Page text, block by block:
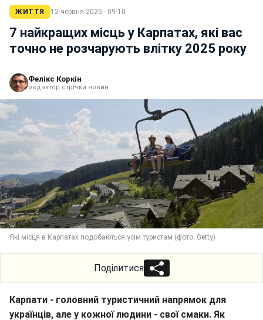
ЖИТТЯ 12 червня 2025 · 09:10
7 найкращих місць у Карпатах, які вас
точно не розчарують влітку 2025 року
Фелікс Коркін
редактор стрічки новин
Які місця в Карпатах подобаються усім туристам (фото: Getty)
Поділитися
Карпати - головний туристичний напрямок для
українців, але у кожної людини - свої смаки. Як